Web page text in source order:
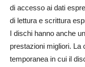
di accesso ai dati
di lettura e scrittura
I dischi hanno anche
prestazioni migliori. La
temporanea in cui il